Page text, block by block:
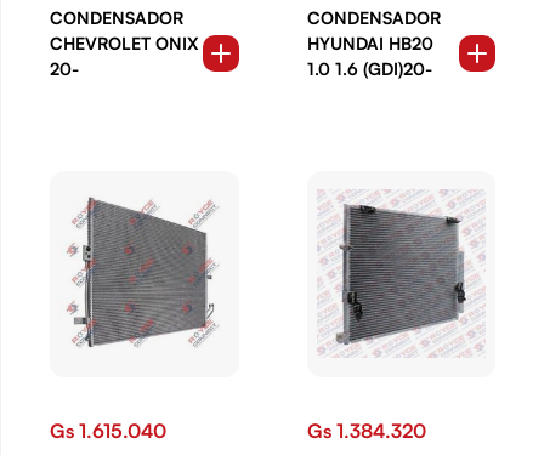
CONDENSADOR
CHEVROLET ONIX
20-
CONDENSADOR
HYUNDAI HB20
1.0 1.6 (GDI)20-
Gs 1.615.040 Gs 1.384.320